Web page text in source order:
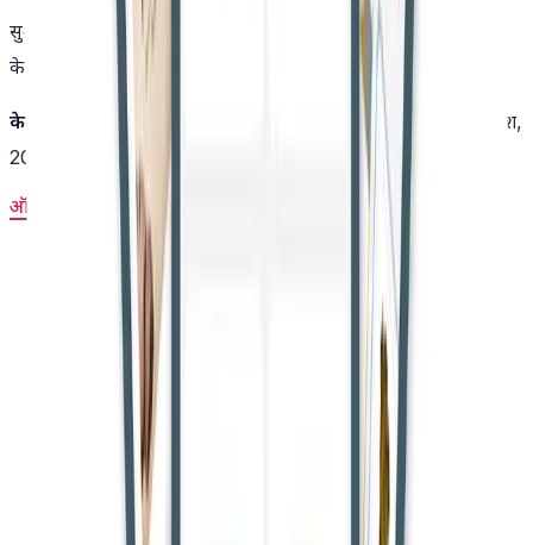
सुश्री मोनिका कोहली, सीनियर एएजी, रविंदर गुप्ता, एएजी। उत्तरदाताओं
के लिए
केस-शीर्षक:
अब्दुल गनी और अन्य बनाम जम्मू-कश्मीर केंद्रशासित प्रदेश,
2025
ऑर्डर डाउनलोड करें